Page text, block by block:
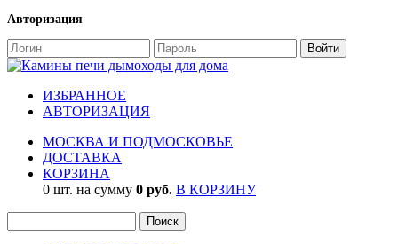
Авторизация
ИЗБРАННОЕ
АВТОРИЗАЦИЯ
МОСКВА И ПОДМОСКОВЬЕ
ДОСТАВКА
КОРЗИНА
0 шт. на сумму 0 руб. В КОРЗИНУ